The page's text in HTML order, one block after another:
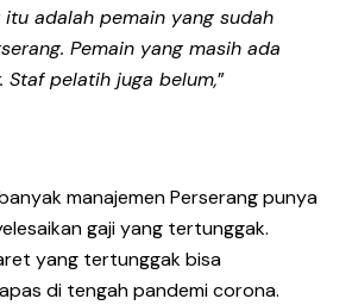
adalah pemain yang sudah
Pemain yang masih ada
Staf pelatih juga belum,”
manajemen Perserang punya
gaji yang tertunggak.
yang tertunggak bisa
di tengah pandemi corona.